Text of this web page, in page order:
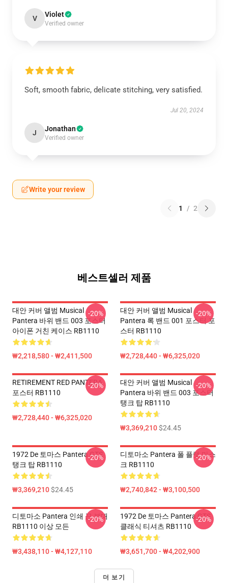
V Violet
Verified owner
Soft, smooth fabric, delicate stitching, very satisfied.
Jul 20, 2024
J Jonathan
Verified owner
Write your review
1 / 2
베스트셀러 제품
대안 커버 앨범 Musical
Pantera 바위 밴드 003 포스터
아이폰 거친 케이스 RB1110
₩2,218,580 - ₩2,411,500
-20%
대안 커버 앨범 Musical
Pantera 록 밴드 001 포스터 포
스터 RB1110
₩2,728,440 - ₩6,325,020
-20%
RETIREMENT RED PANTERA
포스터 RB1110
₩2,728,440 - ₩6,325,020
-20%
대안 커버 앨범 Musical
Pantera 바위 밴드 003 포스터
탱크 탑 RB1110
₩3,369,210$24.45
-20%
1972 De 토마스 Pantera GTS
탱크 탑 RB1110
₩3,369,210$24.45
-20%
디토마소 Pantera 폴 플랫 마스
크 RB1110
₩2,740,842 - ₩3,100,500
-20%
디토마소 Pantera 인쇄 끈 부대
RB1110 이상 모든
₩3,438,110 - ₩4,127,110
-20%
1972 De 토마스 Pantera GTS
클래식 티셔츠 RB1110
₩3,651,700 - ₩4,202,900
-20%
더 보기